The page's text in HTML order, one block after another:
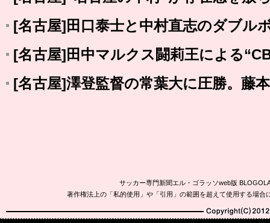
[名古屋]田口泰士と中村直志のダブル
[名古屋]田中マルクス闘莉王による
[名古屋]澤登監督の常葉大に圧勝。藤
サッカー専門新聞エル・ゴラッソweb版
著作権法上の「私的使用」や「引用」の範囲を超えて使用する場